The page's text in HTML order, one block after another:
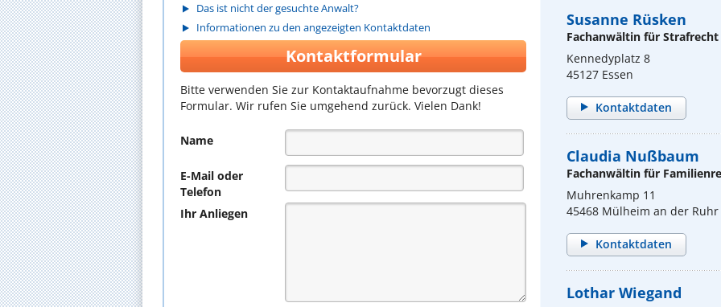
Das ist nicht der gesuchte Anwalt?
Informationen zu den angezeigten Kontaktdaten
Kontaktformular
Bitte verwenden Sie zur Kontaktaufnahme bevorzugt dieses
Formular. Wir rufen Sie umgehend zurück. Vielen Dank!
Name
E-Mail oder
Telefon
Ihr Anliegen
Susanne Rüsken
Fachanwältin für Strafrecht
Kennedyplatz 8
45127 Essen
Kontaktdaten
Claudia Nußbaum
Fachanwältin für
Muhrenkamp 11
45468 Mülheim an der Ruhr
Kontaktdaten
Lothar Wiegand